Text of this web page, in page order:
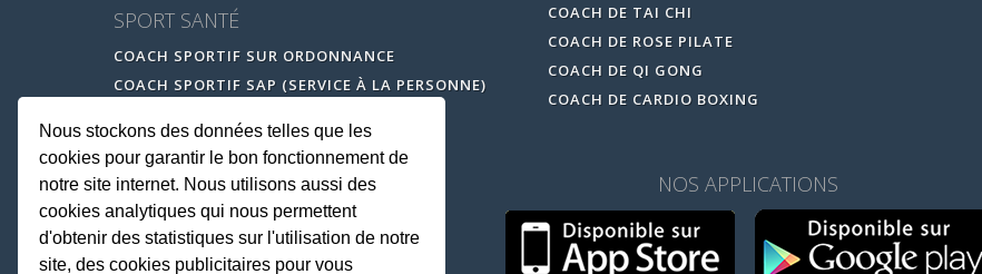
SPORT SANTÉ
COACH SPORTIF SUR ORDONNANCE
COACH SPORTIF SAP (SERVICE À LA PERSONNE)
COACH DE TAI CHI
COACH DE ROSE PILATE
COACH DE QI GONG
COACH DE CARDIO BOXING
NOS APPLICATIONS
Nous stockons des données telles que les
cookies pour garantir le bon fonctionnement de
notre site internet. Nous utilisons aussi des
cookies analytiques qui nous permettent
d'obtenir des statistiques sur l'utilisation de notre
site, des cookies publicitaires pour vous